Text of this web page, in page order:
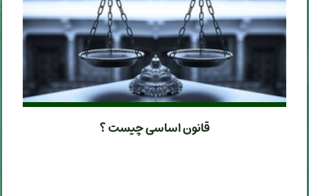
قانون اساسی چیست ؟